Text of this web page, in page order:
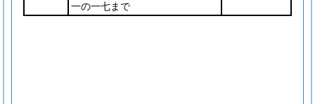
一の一七まで